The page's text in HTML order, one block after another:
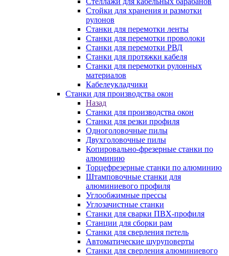
Стойки для хранения и размотки
рулонов
Станки для перемотки ленты
Станки для перемотки проволоки
Станки для перемотки РВД
Станки для протяжки кабеля
Станки для перемотки рулонных
материалов
Кабелеукладчики
Станки для производства окон
Назад
Станки для производства окон
Станки для резки профиля
Одноголовочные пилы
Двухголовочные пилы
Копировально-фрезерные станки по
алюминию
Торцефрезерные станки по алюминию
Штамповочные станки для
алюминиевого профиля
Углообжимные прессы
Углозачистные станки
Станки для сварки ПВХ-профиля
Станции для сборки рам
Станки для сверления петель
Автоматические шуруповерты
Станки для сверления алюминиевого